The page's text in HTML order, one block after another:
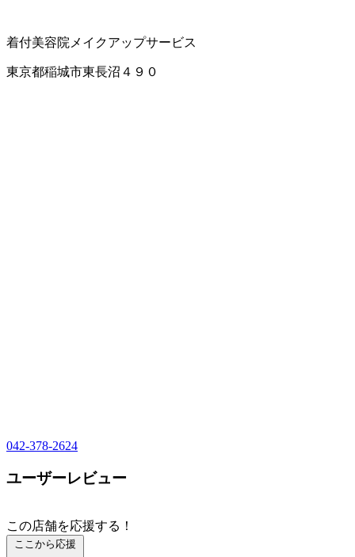
着付美容院 メイクアップサービス
東京都稲城市東長沼４９０
042-378-2624
ユーザーレビュー
この店舗を応援する！
ここから応援